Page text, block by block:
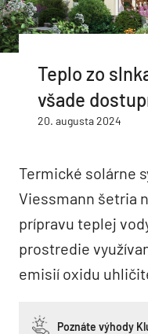
Teplo zo
všade
20. augusta 2024
Termické solárne
Viessmann šetria
prípravu teplej
prostredie
emisií oxidu
Poznáte výhody